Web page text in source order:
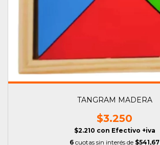
TANGRAM MADERA
$3.250
$2.210 con Efectivo +iva
6 cuotas sin interés de $541,67